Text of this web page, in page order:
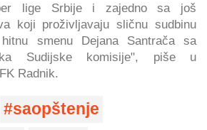
lige Srbije i zajedno sa još
koji proživljavaju sličnu sudbinu
smenu Dejana Santrača sa
Sudijske komisije", piše u
Radnik.
saopštenje